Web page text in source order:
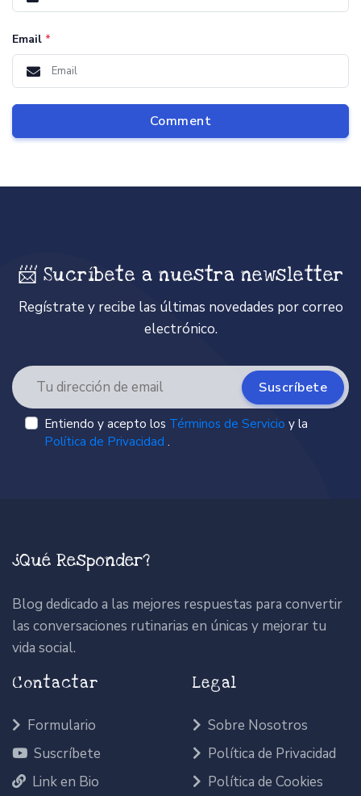
Email *
Comment
📨 Sucríbete a nuestra newsletter
Regístrate y recibe las últimas novedades por correo
electrónico.
Suscríbete
Entiendo y acepto los Términos de Servicio y la
Política de Privacidad .
¿Qué Responder?
Blog dedicado a las mejores respuestas para convertir
las conversaciones rutinarias en únicas y mejorar tu
vida social.
Contactar
Formulario
Suscríbete
Link en Bio
Legal
Sobre Nosotros
Política de Privacidad
Política de Cookies